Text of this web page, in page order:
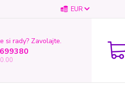
EUR
si rady? Zavolajte.